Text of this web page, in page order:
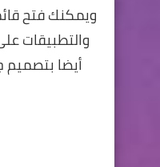
ويمكنك فتح
أيضا بتصميم